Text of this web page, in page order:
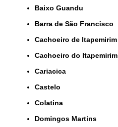
Baixo Guandu
Barra de São Francisco
Cachoeiro de Itapemirim
Cachoeiro do Itapemirim
Cariacica
Castelo
Colatina
Domingos Martins